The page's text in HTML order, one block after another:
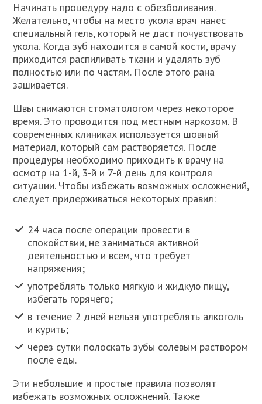
Начинать процедуру надо с обезболивания.
Желательно, чтобы на место укола врач нанес
специальный гель, который не даст почувствовать
укола. Когда зуб находится в самой кости, врачу
приходится распиливать ткани и удалять зуб
полностью или по частям. После этого рана
зашивается.
Швы снимаются стоматологом через некоторое
время. Это проводится под местным наркозом. В
современных клиниках используется шовный
материал, который сам растворяется. После
процедуры необходимо приходить к врачу на
осмотр на 1-й, 3-й и 7-й день для контроля
ситуации. Чтобы избежать возможных осложнений,
следует придерживаться некоторых правил:
24 часа после операции провести в
спокойствии, не заниматься активной
деятельностью и всем, что требует
напряжения;
употреблять только мягкую и жидкую пищу,
избегать горячего;
в течение 2 дней нельзя употреблять алкоголь
и курить;
через сутки полоскать зубы солевым раствором
после еды.
Эти небольшие и простые правила позволят
избежать возможных осложнений. Также